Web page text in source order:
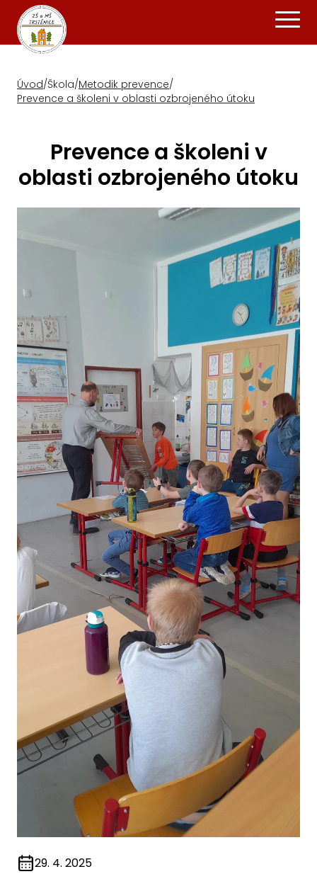
Úvod/Škola/Metodik prevence/
Prevence a školeni v oblasti ozbrojeného útoku
Prevence a školeni v
oblasti ozbrojeného útoku
29. 4. 2025